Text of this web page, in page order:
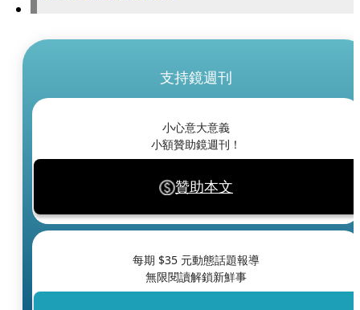
支持鏡週刊
小心意大意義
小額贊助鏡週刊！
贊助本文
每期 $35 元動態話題報導
無限閱讀解鎖新鮮事